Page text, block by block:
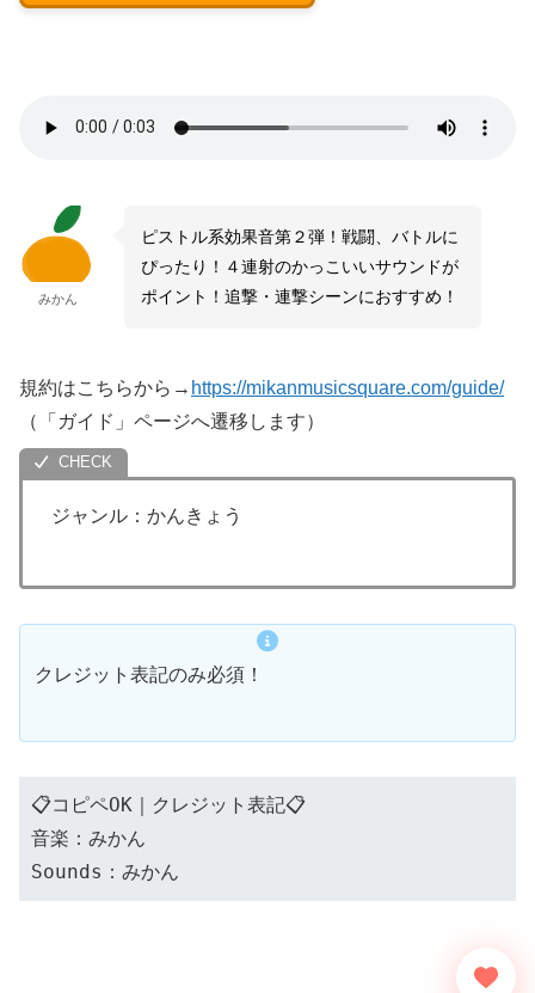
みかん
ピストル系効果音第２弾！戦闘、バトルに
ぴったり！４連射のかっこいいサウンドが
ポイント！追撃・連撃シーンにおすすめ！
規約はこちらから→ https://mikanmusicsquare.com/guide/
（「ガイド」ページへ遷移します）
ジャンル：かんきょう
クレジット表記のみ必須！
📋コピペOK｜クレジット表記📋
音楽：みかん
Sounds：みかん